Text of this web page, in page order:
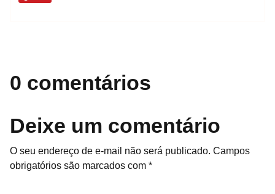
0 comentários
Deixe um comentário
O seu endereço de e-mail não será publicado. Campos
obrigatórios são marcados com *